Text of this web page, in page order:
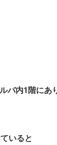
バ内1階にあ
いると